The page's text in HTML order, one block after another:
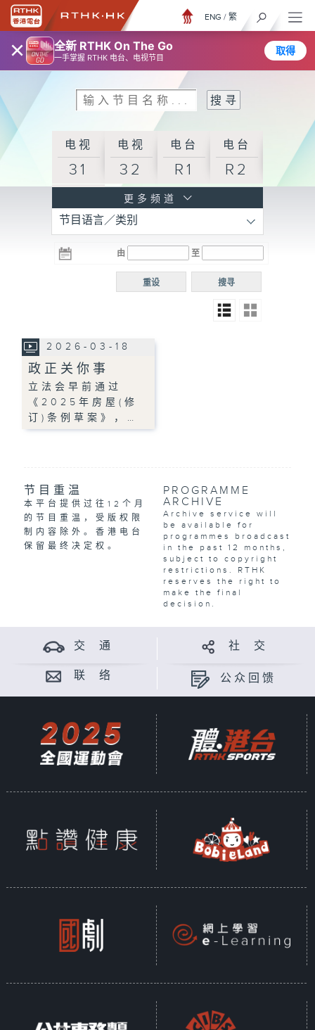
× 全新 RTHK On The Go
一手掌握 RTHK 电台、电视节目
取得
ENG / 繁
电视
31
电视
32
电台
R1
电台
R2
R3
电台 电台
R5
电台
普通
更多频道
节目语言／类别
由 至
搜寻
重设
2026-03-18
政正关你事
立法会早前通过
《2025年房屋(修
订)条例草案》，…
节目重温
本平台提供过往12个月
的节目重温，受版权限
制内容除外。香港电台
保留最终决定权。
PROGRAMME
ARCHIVE
Archive service will
be available for
programmes broadcast
in the past 12 months,
subject to copyright
restrictions. RTHK
reserves the right to
make the final
decision.
交 通 社 交
联 络 公众回馈